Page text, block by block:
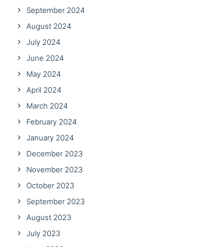
September 2024
August 2024
July 2024
June 2024
May 2024
April 2024
March 2024
February 2024
January 2024
December 2023
November 2023
October 2023
September 2023
August 2023
July 2023